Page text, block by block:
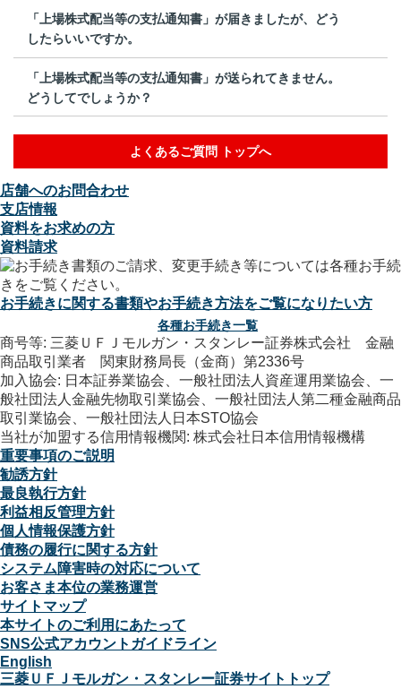
「上場株式配当等の支払通知書」が届きましたが、どう
したらいいですか。
「上場株式配当等の支払通知書」が送られてきません。
どうしてでしょうか？
よくあるご質問 トップへ
店舗へのお問合わせ
支店情報
資料をお求めの方
資料請求
お手続きに関する書類やお手続き方法をご覧になりたい方
各種お手続き一覧
商号等: 三菱ＵＦＪモルガン・スタンレー証券株式会社 金融
商品取引業者 関東財務局長（金商）第2336号
加入協会: 日本証券業協会、一般社団法人資産運用業協会、一
般社団法人金融先物取引業協会、一般社団法人第二種金融商品
取引業協会、一般社団法人日本STO協会
当社が加盟する信用情報機関: 株式会社日本信用情報機構
重要事項のご説明
勧誘方針
最良執行方針
利益相反管理方針
個人情報保護方針
債務の履行に関する方針
システム障害時の対応について
お客さま本位の業務運営
サイトマップ
本サイトのご利用にあたって
SNS公式アカウントガイドライン
English
三菱ＵＦＪモルガン・スタンレー証券サイトトップ